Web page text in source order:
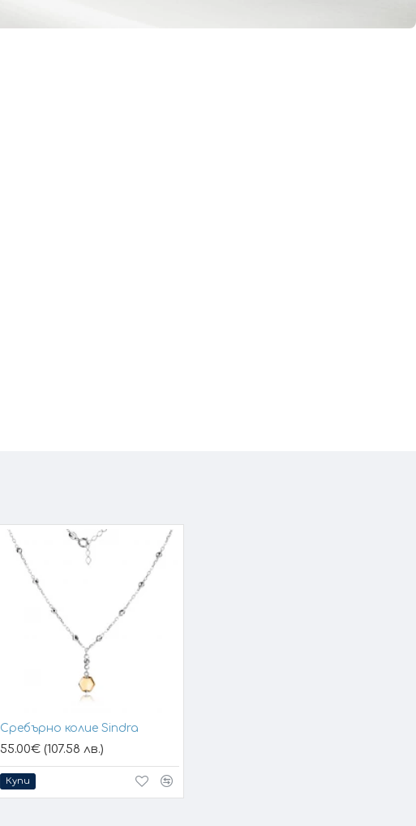
Сребърно колие Sindra
55.00€ (107.58 лв.)
Купи